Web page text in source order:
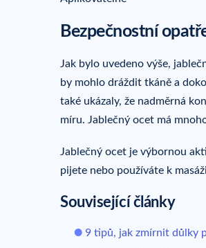
Bezpečnostní
Jak bylo uvedeno výše,
by mohlo dráždit tkáně a
také ukázaly, že nadměrná
míru. Jablečný ocet má
Jablečný ocet je výbornou
pijete nebo používáte k
Související články
9 tipů, jak zmírnit důlky